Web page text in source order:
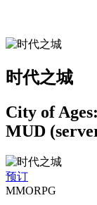
时代之城
City of
MUD
预订
MMORPG